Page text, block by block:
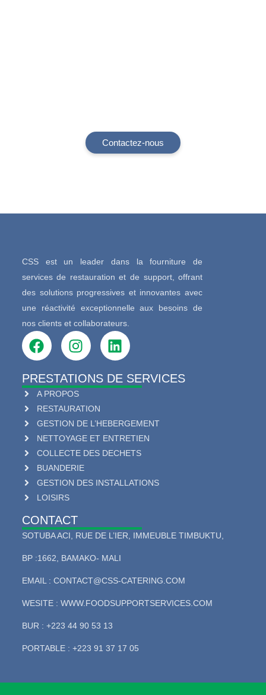
Contactez-nous
CSS est un leader dans la fourniture de
services de restauration et de support, offrant
des solutions progressives et innovantes avec
une réactivité exceptionnelle aux besoins de
nos clients et collaborateurs.
PRESTATIONS DE SERVICES
A PROPOS
RESTAURATION
GESTION DE L’HEBERGEMENT
NETTOYAGE ET ENTRETIEN
COLLECTE DES DECHETS
BUANDERIE
GESTION DES INSTALLATIONS
LOISIRS
CONTACT
SOTUBA ACI, RUE DE L’IER, IMMEUBLE TIMBUKTU,
BP :1662, BAMAKO- MALI
EMAIL : CONTACT@CSS-CATERING.COM
WESITE : WWW.FOODSUPPORTSERVICES.COM
BUR : +223 44 90 53 13
PORTABLE : +223 91 37 17 05